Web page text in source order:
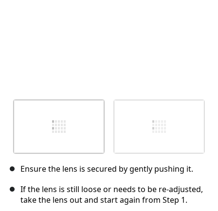
Ensure the lens is secured by gently pushing it.
If the lens is still loose or needs to be re-adjusted,
take the lens out and start again from Step 1.